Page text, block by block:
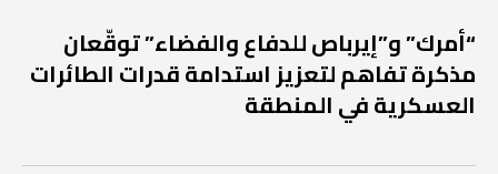
“أمرك” و”إيرباص للدفاع والفضاء” توقّعان
مذكرة تفاهم لتعزيز استدامة قدرات الطائرات
العسكرية في المنطقة